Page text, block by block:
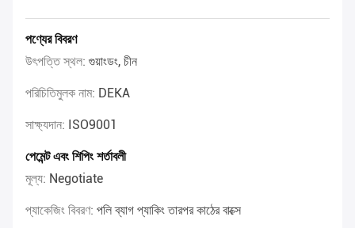
পণ্যের বিবরণ
উৎপত্তি স্থল: গুয়াংডং, চীন
পরিচিতিমুলক নাম: DEKA
সাক্ষ্যদান: ISO9001
পেমেন্ট এবং শিপিং শর্তাবলী
মূল্য: Negotiate
প্যাকেজিং বিবরণ: পলি ব্যাগ প্যাকিং তারপর কাঠের বাক্সে